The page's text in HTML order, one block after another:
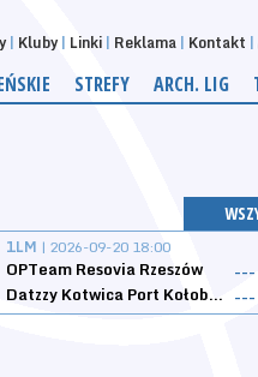
Kluby Linki Reklama Kontakt
STREFY ARCH. LIG
1LM | 2026-09-20 18:00
OPTeam Resovia Rzeszów
---
Datzzy Kotwica Port Kołobrzeg ---